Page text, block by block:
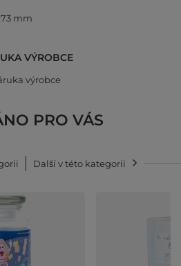
mm
VÝROBCE
výrobce
PRO VÁS
Další v této kategorii